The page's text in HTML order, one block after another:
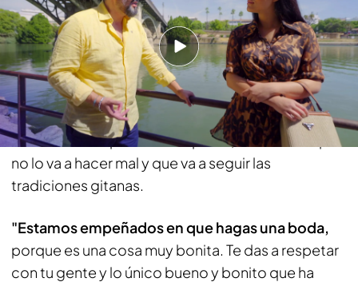
Antes de esta pedida,Dani y Graciela han
mantenido una conversación en la que su padre
le ha trasladado sus preocupaciones:"Tu madre
se cree que te vas a escapar también, pero yo
confío en ti",afirmaba Dani. Sin embargo,
Graciela le ha querido tranquilizar, diciéndole que
no lo va a hacer mal y que va a seguir las
tradiciones gitanas.
"Estamos empeñados en que hagas una boda,
porque es una cosa muy bonita. Te das a respetar
con tu gente y lo único bueno y bonito que ha